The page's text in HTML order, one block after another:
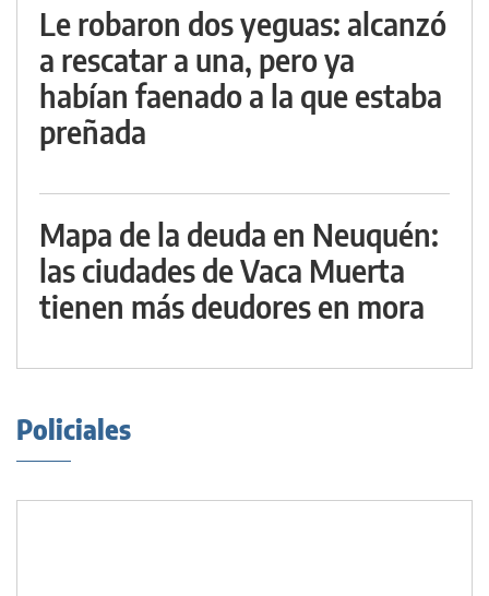
Le robaron dos yeguas: alcanzó
a rescatar a una, pero ya
habían faenado a la que estaba
preñada
Mapa de la deuda en Neuquén:
las ciudades de Vaca Muerta
tienen más deudores en mora
Policiales